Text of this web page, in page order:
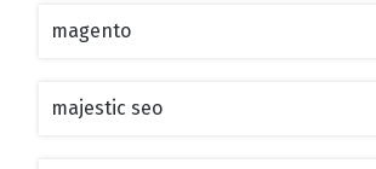
magento
majestic seo